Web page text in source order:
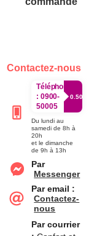
Contactez-nous
Téléphone
: 0900-
50005
0.50€/
Du lundi au
samedi de 8h à
20h
et le dimanche
de 9h à 13h
Par
Messenger
Par email :
Contactez-
nous
Par courrier